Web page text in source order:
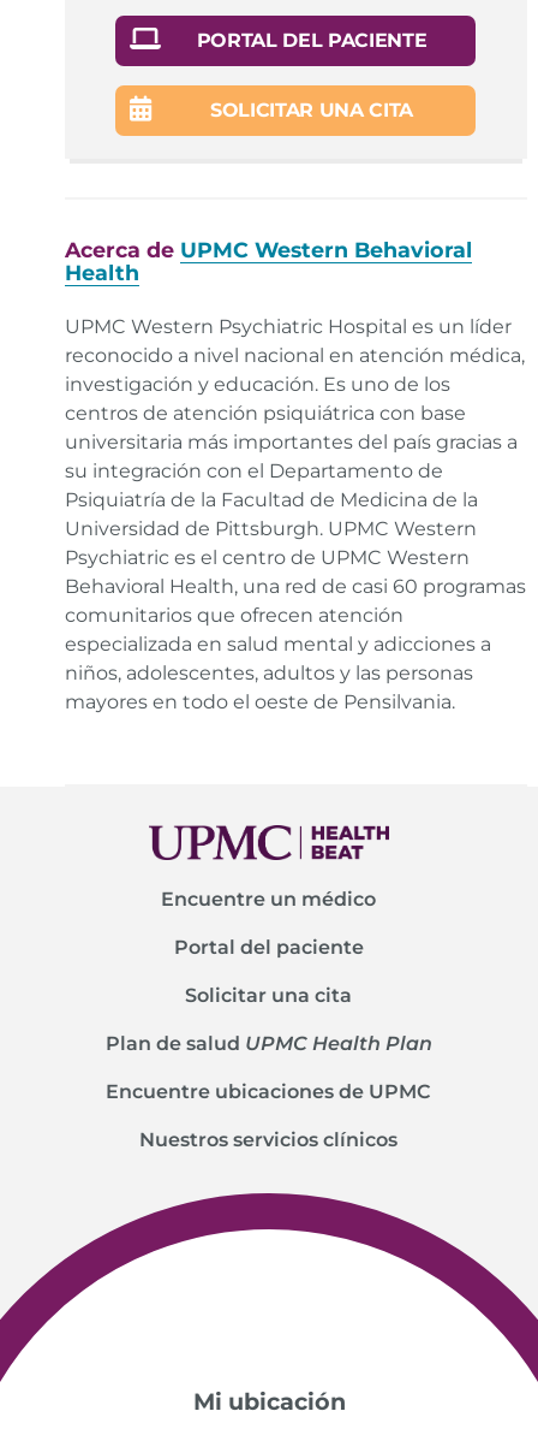
PORTAL DEL PACIENTE
SOLICITAR UNA CITA
Acerca de UPMC Western Behavioral
Health
UPMC Western Psychiatric Hospital es un líder
reconocido a nivel nacional en atención médica,
investigación y educación. Es uno de los
centros de atención psiquiátrica con base
universitaria más importantes del país gracias a
su integración con el Departamento de
Psiquiatría de la Facultad de Medicina de la
Universidad de Pittsburgh. UPMC Western
Psychiatric es el centro de UPMC Western
Behavioral Health, una red de casi 60 programas
comunitarios que ofrecen atención
especializada en salud mental y adicciones a
niños, adolescentes, adultos y las personas
mayores en todo el oeste de Pensilvania.
Encuentre un médico
Portal del paciente
Solicitar una cita
Plan de salud UPMC Health Plan
Encuentre ubicaciones de UPMC
Nuestros servicios clínicos
Mi ubicación